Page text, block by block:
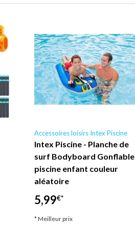
Accessoires loisirs Intex Piscine
Intex Piscine - Planche de
surf Bodyboard Gonflable
piscine enfant couleur
aléatoire
5,99€*
* Meilleur prix